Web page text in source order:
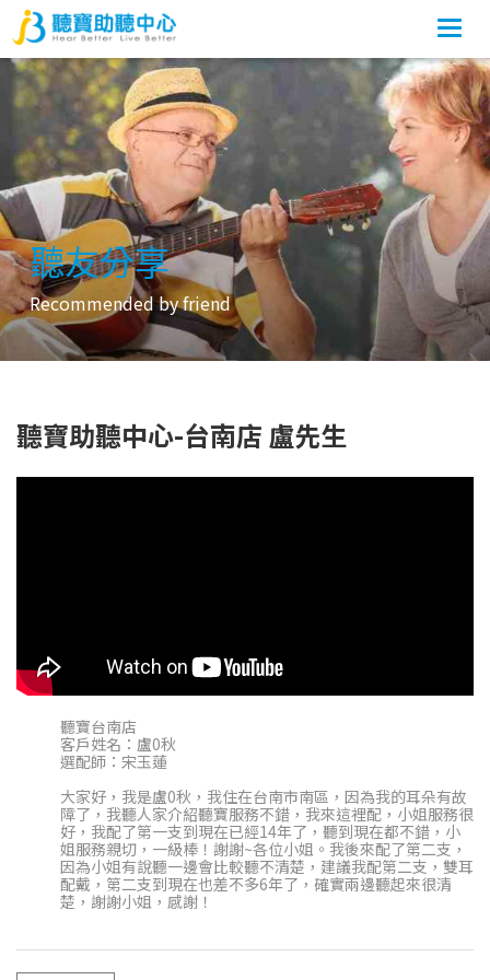
聽友分享
Recommended by friend
聽寶助聽中心-台南店 盧先生
聽寶台南店
客戶姓名：盧0秋
選配師：宋玉蓮
大家好，我是盧0秋，我住在台南市南區，因為我的耳朵有故
障了，我聽人家介紹聽寶服務不錯，我來這裡配，小姐服務很
好，我配了第一支到現在已經14年了，聽到現在都不錯，小
姐服務親切，一級棒！謝謝~各位小姐。我後來配了第二支，
因為小姐有說聽一邊會比較聽不清楚，建議我配第二支，雙耳
配戴，第二支到現在也差不多6年了，確實兩邊聽起來很清
楚，謝謝小姐，感謝！